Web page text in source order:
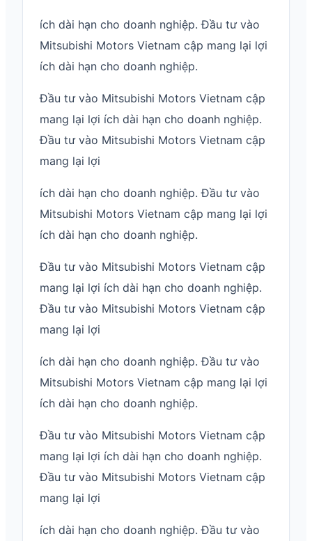
ích dài hạn cho doanh nghiệp. Đầu tư vào
Mitsubishi Motors Vietnam cập mang lại lợi
ích dài hạn cho doanh nghiệp.
Đầu tư vào Mitsubishi Motors Vietnam cập
mang lại lợi ích dài hạn cho doanh nghiệp.
Đầu tư vào Mitsubishi Motors Vietnam cập
mang lại lợi
ích dài hạn cho doanh nghiệp. Đầu tư vào
Mitsubishi Motors Vietnam cập mang lại lợi
ích dài hạn cho doanh nghiệp.
Đầu tư vào Mitsubishi Motors Vietnam cập
mang lại lợi ích dài hạn cho doanh nghiệp.
Đầu tư vào Mitsubishi Motors Vietnam cập
mang lại lợi
ích dài hạn cho doanh nghiệp. Đầu tư vào
Mitsubishi Motors Vietnam cập mang lại lợi
ích dài hạn cho doanh nghiệp.
Đầu tư vào Mitsubishi Motors Vietnam cập
mang lại lợi ích dài hạn cho doanh nghiệp.
Đầu tư vào Mitsubishi Motors Vietnam cập
mang lại lợi
ích dài hạn cho doanh nghiệp. Đầu tư vào